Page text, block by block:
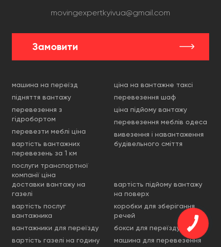
movingexpertkyivua@gmail.com
Замовити
машина на переїзд
підняття вантажу
перевезення з
гідробортом
перевезти меблі ціна
вартість вантажних
перевезень за 1 км
послуги транспортної
компанії ціна
ціна на вантажне таксі
перевезення шаф
ціна підйому вантажу
перевезення меблів одеса
вивезення і навантаження
будівельного сміття
доставки вантажу на
газелі
вартість послуг
вантажника
вантажники для переїзду
вартість газелі на годину
вартість підйому вантажу
на поверх
коробки для зберігання
речей
бокси для переїзду
машина для перевезення